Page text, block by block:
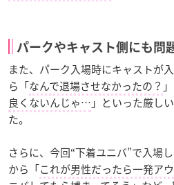
パークやキャスト側にも問
また、パーク入場時にキャストが
ら「なんで退場させなかったの？
良くないんじゃ… 」といった厳し
た。
さらに、今回“下着ユニバ”で入場
から「これが男性だったら一発ア